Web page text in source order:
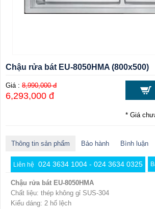
Chậu rửa bát EU-8050HMA (800x500)
Giá : 8,990,000 đ
6,293,000 đ
* Giá
Thông tin sản phẩm Bảo hành Bình luận
Liên hệ 024 3634 1004 - 024 3634 0325
Chậu rửa bát EU-8050HMA
Chất liệu: thép không gỉ SUS-304
Kiểu dáng: 2 hố lệch